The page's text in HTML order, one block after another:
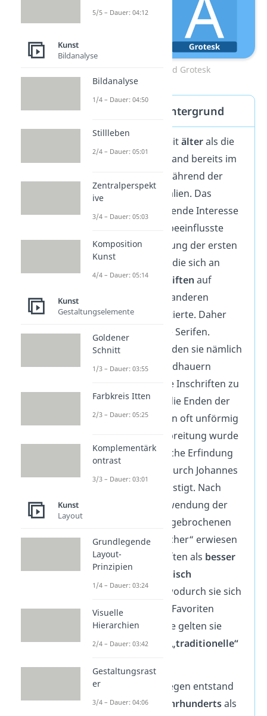
Antiqua und Grotesk
Historischer Hintergrund
Die Antiqua ist weitälterals die
Grotesk. Sie entstand bereits im
15. Jahrhundert während der
Renaissance
in Italien. Das
damals aufkommende Interesse
am antiken Rom beeinflusste
auch die Erschaffung der ersten
Antiquaschriften, die sich an
römischen Inschriften auf
Denkmälern und anderen
Bauwerken orientierte. Daher
kommen auch die Serifen.
Ursprünglich wurden sie nämlich
von römischen Bildhauern
erfunden, um ihre Inschriften zu
verschönern, da die Enden der
gemeißelten Linien oft unförmig
wirkten. Ihre Verbreitung wurde
durch die zeitgleiche Erfindung
durch Johannes
Gutenberg begünstigt. Nach
anfänglicher Verwendung der
mittelalterlichen, gebrochenen
Schrift „Schwabacher“ erwiesen
sich Antiquaschriften als besser
lesbarund
ästhetisch
ansprechender
, wodurch sie sich
im Buchdruck als Favoriten
etablierten. Heute gelten sie
deswegen oft als
„traditionelle“
Die Grotesk hingegen entstand
Anfang des19. Jahrhundertsals
5/5 – Dauer: 04:12
Kunst
Bildanalyse
Bildanalyse
1/4 – Dauer: 04:50
Stillleben
2/4 – Dauer: 05:01
Zentralperspekt
ive
3/4 – Dauer: 05:03
Komposition
Kunst
4/4 – Dauer: 05:14
Kunst
Gestaltungselemente
Goldener
Schnitt
1/3 – Dauer: 03:55
Farbkreis Itten
2/3 – Dauer: 05:25
Komplementärk
ontrast
3/3 – Dauer: 03:01
Kunst
Layout
Grundlegende
Layout-
Prinzipien
1/4 – Dauer: 03:24
Visuelle
Hierarchien
2/4 – Dauer: 03:42
Gestaltungsrast
er
3/4 – Dauer: 04:06